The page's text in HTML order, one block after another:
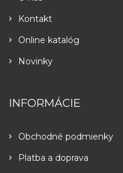
Kontakt
Online katalóg
Novinky
INFORMÁCIE
Obchodné podmienky
Platba a doprava